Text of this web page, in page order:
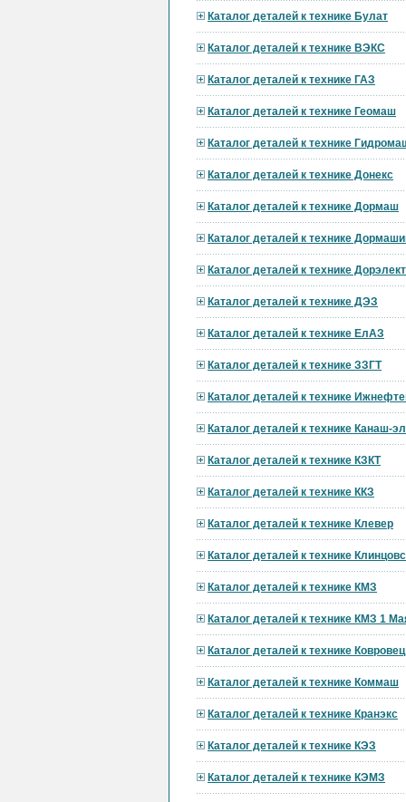
Каталог деталей к технике Булат
Каталог деталей к технике ВЭКС
Каталог деталей к технике ГАЗ
Каталог деталей к технике Геомаш
Каталог деталей к технике
Каталог деталей к технике Донекс
Каталог деталей к технике Дормаш
Каталог деталей к технике
Каталог деталей к технике
Каталог деталей к технике ДЭЗ
Каталог деталей к технике ЕлАЗ
Каталог деталей к технике ЗЗГТ
Каталог деталей к технике
Каталог деталей к технике Канаш-
Каталог деталей к технике КЗКТ
Каталог деталей к технике ККЗ
Каталог деталей к технике Клевер
Каталог деталей к технике
Каталог деталей к технике КМЗ
Каталог деталей к технике КМЗ 1
Каталог деталей к технике Ковровец
Каталог деталей к технике Коммаш
Каталог деталей к технике Кранэкс
Каталог деталей к технике КЭЗ
Каталог деталей к технике КЭМЗ